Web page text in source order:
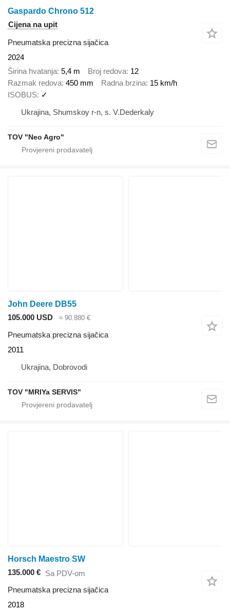
Gaspardo Chrono 512
Cijena na upit
Pneumatska precizna sijačica
2024
Širina hvatanja 5,4 m Broj redova 12
Razmak redova 450 mm Radna brzina 15 km/h
ISOBUS ✓
Ukrajina, Shumskoy r-n, s. V.Dederkaly
TOV "Neo Agro"
John Deere DB55
105.000 USD
≈ 90.880 €
Pneumatska precizna sijačica
2011
Ukrajina, Dobrovodi
TOV "MRIYa SERVIS"
Horsch Maestro SW
135.000 € Sa PDV-om
Pneumatska precizna sijačica
2018